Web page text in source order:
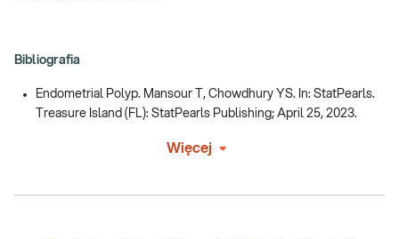
Bibliografia
Endometrial Polyp. Mansour T, Chowdhury YS. In: StatPearls.
Treasure Island (FL): StatPearls Publishing; April 25, 2023.
Więcej